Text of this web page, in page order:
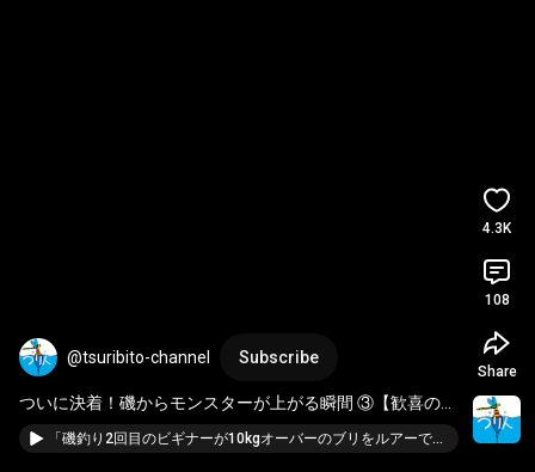
@tsuribito-channel Subscribe
ついに決着！磯からモンスターが上がる瞬間 ③【歓喜の雄
叫び】 #磯釣り#ルアーフィッシング #釣り初心者
「磯釣り2回目のビギナーが10kgオーバーのブリをルアーで釣り上げた！【青物狙いで予想外の大物⁉】」
4.3K
108
Share